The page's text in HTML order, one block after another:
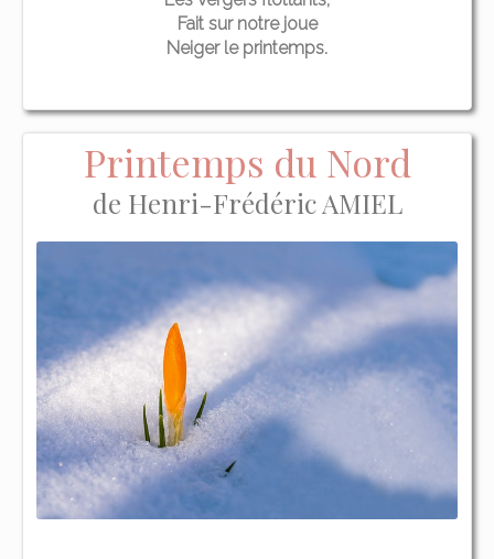
Fait sur notre joue
Neiger le printemps.
Printemps du Nord
de Henri-Frédéric AMIEL